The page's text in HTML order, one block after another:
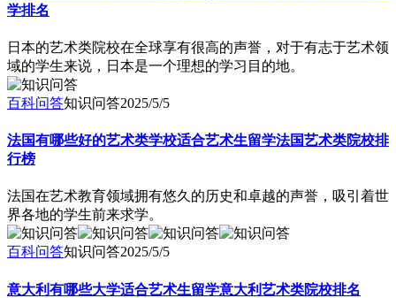
学排名
日本的艺术类院校在全球享有很高的声誉，对于有志于艺术领
域的学生来说，日本是一个理想的学习目的地。
百科问答知识问答2025/5/5
法国有哪些好的艺术类学校适合艺术生留学法国艺术类院校排
行榜
法国在艺术教育领域拥有悠久的历史和卓越的声誉，吸引着世
界各地的学生前来求学。
百科问答知识问答2025/5/5
意大利有哪些大学适合艺术生留学意大利艺术类院校排名